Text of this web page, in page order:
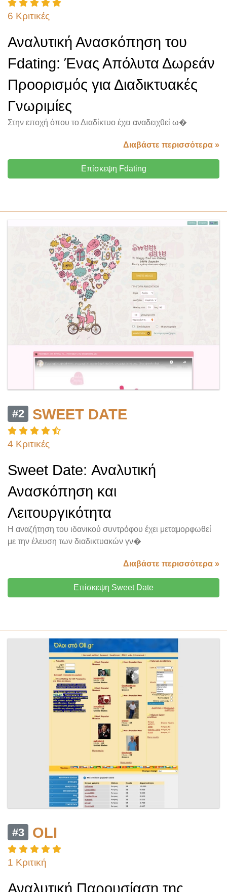
6 Κριτικές
Αναλυτική Ανασκόπηση του
Fdating: Ένας Απόλυτα Δωρεάν
Προορισμός για Διαδικτυακές
Γνωριμίες
Στην εποχή όπου το Διαδίκτυο έχει αναδειχθεί ω�
Διαβάστε περισσότερα »
Επίσκεψη Fdating
#2 SWEET DATE
4 Κριτικές
Sweet Date: Αναλυτική
Ανασκόπηση και
Λειτουργικότητα
Η αναζήτηση του ιδανικού συντρόφου έχει μεταμορφωθεί
με την έλευση των διαδικτυακών γν�
Διαβάστε περισσότερα »
Επίσκεψη Sweet Date
#3 OLI
1 Κριτική
Αναλυτική Παρουσίαση της